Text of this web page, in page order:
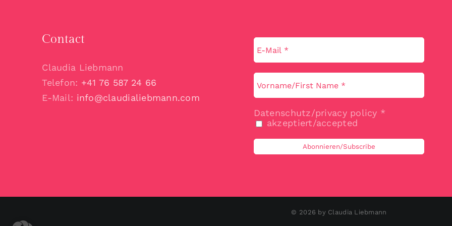
Contact
Claudia Liebmann
Telefon: +41 76 587 24 66
E-Mail: info@claudialiebmann.com
Datenschutz/privacy policy *
akzeptiert/accepted
© 2026 by Claudia Liebmann